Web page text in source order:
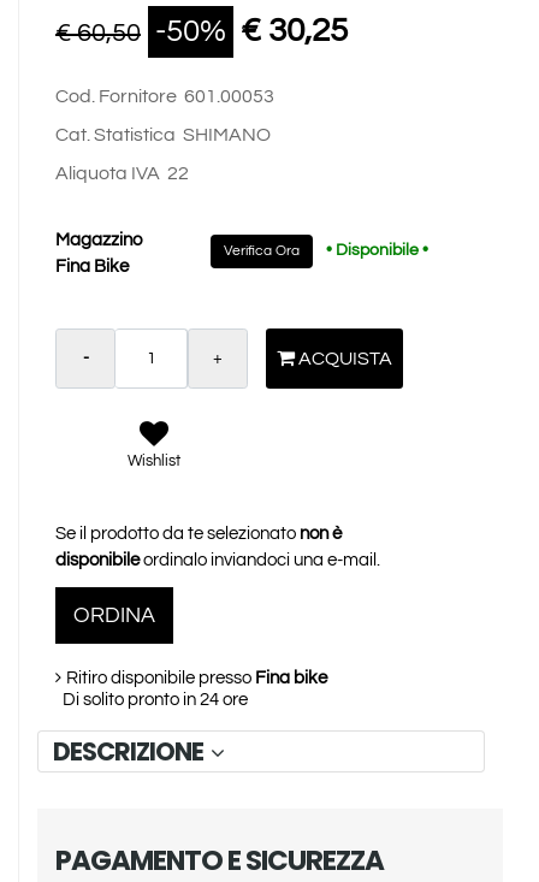
€ 60,50 -50% € 30,25
Cod. Fornitore 601.00053
Cat. Statistica SHIMANO
Aliquota IVA 22
Magazzino
Fina Bike
Verifica Ora • Disponibile •
ACQUISTA
Wishlist
Se il prodotto da te selezionato non è
disponibileordinalo inviandoci una e-mail.
ORDINA
Ritiro disponibile presso Fina bike
Di solito pronto in 24 ore
DESCRIZIONE
PAGAMENTO E SICUREZZA